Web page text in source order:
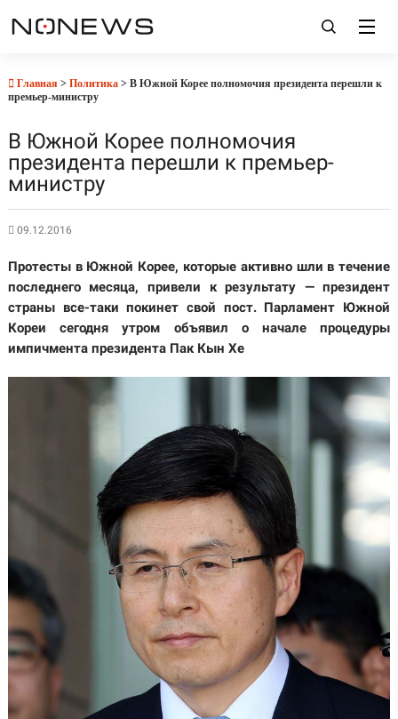
Главная > Политика> В Южной Корее полномочия президента перешли к
премьер-министру
В Южной Корее полномочия
президента перешли к премьер-
министру
09.12.2016
Протесты в Южной Корее, которые активно шли в течение
последнего месяца, привели к результату — президент
страны все-таки покинет свой пост. Парламент Южной
Кореи сегодня утром объявил о начале процедуры
импичмента президента Пак Кын Хе